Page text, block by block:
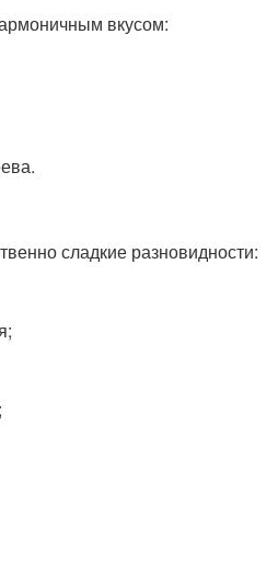
вкусом:
сладкие разновидности: